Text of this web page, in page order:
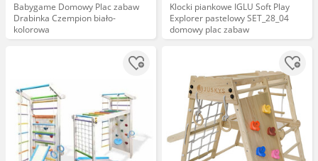
Babygame Domowy Plac zabaw
Drabinka Czempion biało-
kolorowa
Klocki piankowe IGLU Soft Play
Explorer pastelowy SET_28_04
domowy plac zabaw